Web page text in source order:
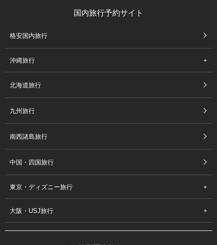
国内旅行予約サイト
格安国内旅行
沖縄旅行
北海道旅行
九州旅行
南西諸島旅行
中国・四国旅行
東京・ディズニー旅行
大阪・USJ旅行